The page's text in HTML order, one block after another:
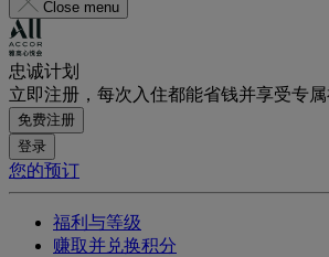
Close menu
忠诚计划
立即注册，每次入住都能省钱并享受专属
免费注册
登录
您的预订
福利与等级
赚取并兑换积分